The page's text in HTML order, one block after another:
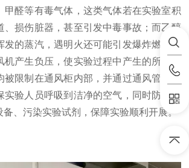
甲醛等有毒气体，这类气体若在实验室积
、损伤脏器，甚至引发中毒事故；而乙醇
发的蒸汽，遇明火还可能引发爆炸燃烧。
产生负压，使实验过程中产生的所有有
被限制在通风柜内部，并通过通风管道快
实验人员呼吸到洁净的空气，同时防止有
、污染实验试剂，保障实验顺利开展。